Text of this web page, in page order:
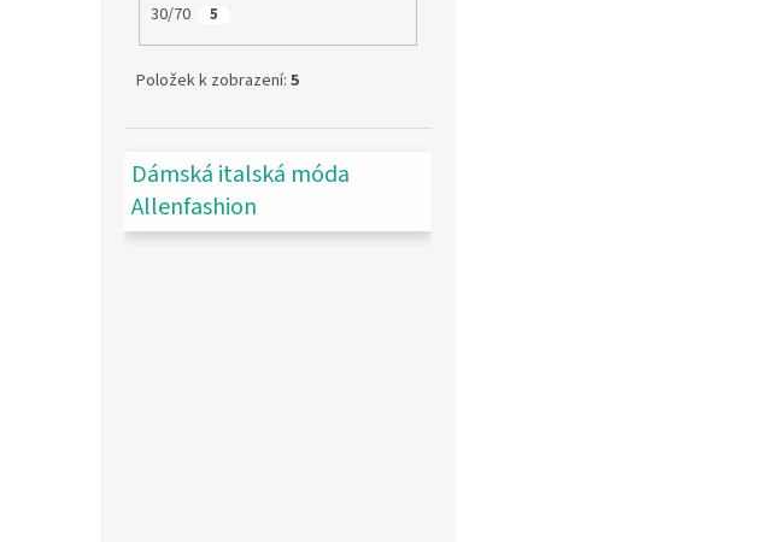
30/70 5
Položek k zobrazení: 5
Dámská italská móda
Allenfashion